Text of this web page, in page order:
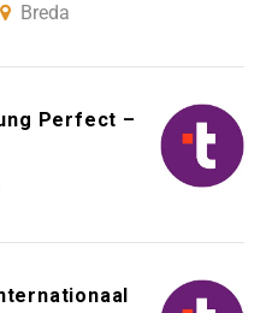
Breda
Perfect –